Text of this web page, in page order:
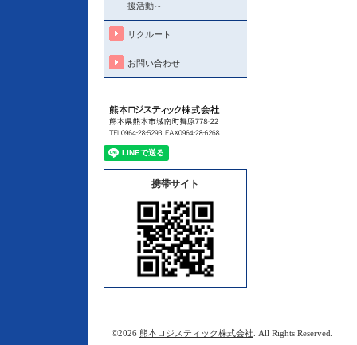
援活動～
リクルート
お問い合わせ
携帯サイト
©2026 熊本ロジスティック株式会社 . All Rights Reserved.